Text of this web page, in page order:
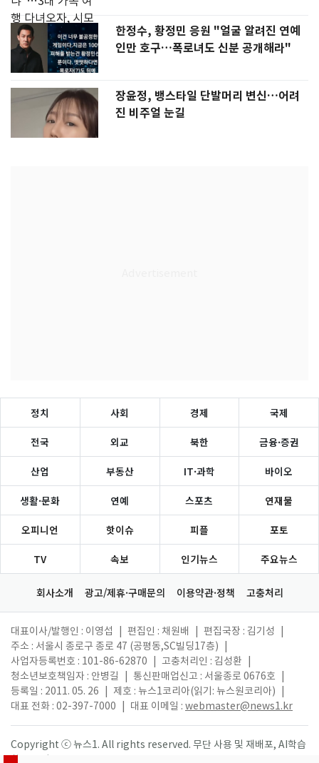
한정수, 황정민 응원 "얼굴 알려진 연예
인만 호구…폭로녀도 신분 공개해라"
장윤정, 뱅스타일 단발머리 변신…어려
진 비주얼 눈길
정치 사회 경제 국제
전국 외교 북한 금융·증권
산업 부동산 IT·과학 바이오
생활·문화 연예 스포츠 연재물
오피니언 핫이슈 피플 포토
TV 속보 인기뉴스 주요뉴스
회사소개 광고/제휴·구매문의 이용약관·정책 고충처리
대표이사/발행인 : 이영섭 편집인 : 채원배 편집국장 : 김기성
주소 : 서울시 종로구 종로 47 (공평동,SC빌딩17층)
사업자등록번호 : 101-86-62870
고충처리인 : 김성환
청소년보호책임자 : 안병길
통신판매업신고 : 서울종로 0676호
등록일 : 2011. 05. 26
제호 : 뉴스1코리아(읽기: 뉴스원코리아)
대표 전화 : 02-397-7000
대표 이메일 : webmaster@news1.kr
Copyright ⓒ 뉴스1. All rights reserved. 무단 사용 및 재배포, AI학습
활용 금지.